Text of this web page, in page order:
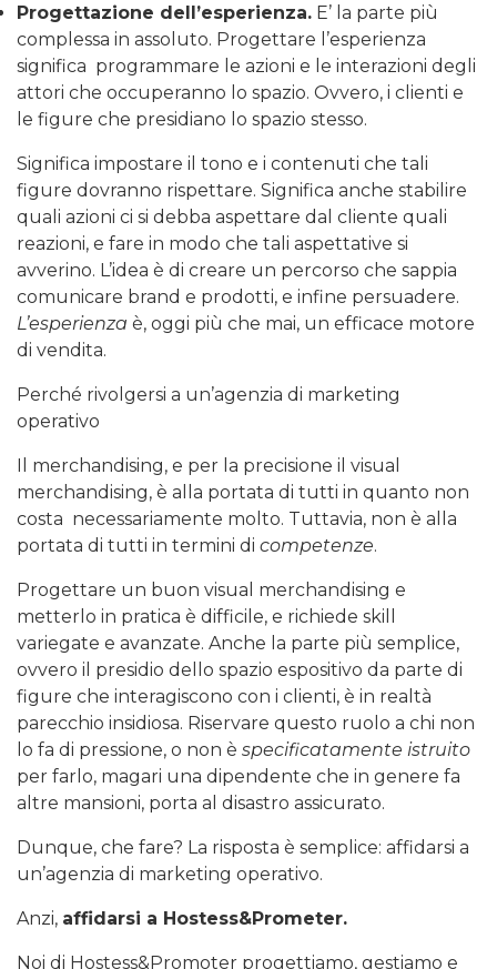
Progettazione dell’esperienza. E’ la parte più
complessa in assoluto. Progettare l’esperienza
significa programmare le azioni e le interazioni degli
attori che occuperanno lo spazio. Ovvero, i clienti e
le figure che presidiano lo spazio stesso.
Significa impostare il tono e i contenuti che tali
figure dovranno rispettare. Significa anche stabilire
quali azioni ci si debba aspettare dal cliente quali
reazioni, e fare in modo che tali aspettative si
avverino. L’idea è di creare un percorso che sappia
comunicare brand e prodotti, e infine persuadere.
L’esperienza è, oggi più che mai, un efficace motore
di vendita.
Perché rivolgersi a un’agenzia di marketing
operativo
Il merchandising, e per la precisione il visual
merchandising, è alla portata di tutti in quanto non
costa necessariamente molto. Tuttavia, non è alla
portata di tutti in termini di competenze.
Progettare un buon visual merchandising e
metterlo in pratica è difficile, e richiede skill
variegate e avanzate. Anche la parte più semplice,
ovvero il presidio dello spazio espositivo da parte di
figure che interagiscono con i clienti, è in realtà
parecchio insidiosa. Riservare questo ruolo a chi non
lo fa di pressione, o non è specificatamente istruito
per farlo, magari una dipendente che in genere fa
altre mansioni, porta al disastro assicurato.
Dunque, che fare? La risposta è semplice: affidarsi a
un’agenzia di marketing operativo.
Anzi, affidarsi a Hostess&Prometer.
Noi di Hostess&Promoter progettiamo, gestiamo e